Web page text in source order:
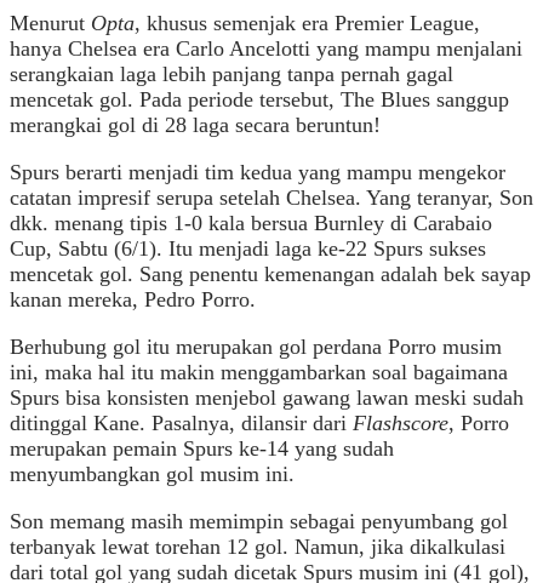
Menurut Opta, khusus semenjak era Premier League,
hanya Chelsea era Carlo Ancelotti yang mampu menjalani
serangkaian laga lebih panjang tanpa pernah gagal
mencetak gol. Pada periode tersebut, The Blues sanggup
merangkai gol di 28 laga secara beruntun!
Spurs berarti menjadi tim kedua yang mampu mengekor
catatan impresif serupa setelah Chelsea. Yang teranyar, Son
dkk. menang tipis 1-0 kala bersua Burnley di Carabaio
Cup, Sabtu (6/1). Itu menjadi laga ke-22 Spurs sukses
mencetak gol. Sang penentu kemenangan adalah bek sayap
kanan mereka, Pedro Porro.
Berhubung gol itu merupakan gol perdana Porro musim
ini, maka hal itu makin menggambarkan soal bagaimana
Spurs bisa konsisten menjebol gawang lawan meski sudah
ditinggal Kane. Pasalnya, dilansir dari Flashscore, Porro
merupakan pemain Spurs ke-14 yang sudah
menyumbangkan gol musim ini.
Son memang masih memimpin sebagai penyumbang gol
terbanyak lewat torehan 12 gol. Namun, jika dikalkulasi
dari total gol yang sudah dicetak Spurs musim ini (41 gol),